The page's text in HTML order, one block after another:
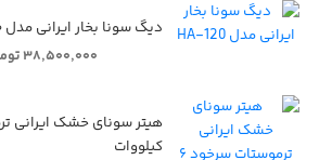
دیگ سونا بخار ایرانی مدل HA-۱۲۰
۳۸,۵۰۰,۰۰۰ تومان
کیلووات